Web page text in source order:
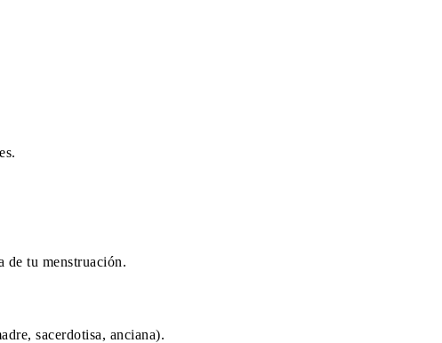
de tu menstruación.
sacerdotisa, anciana).